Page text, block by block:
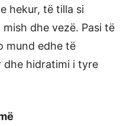
hekur, të tilla si
dhe vezë. Pasi të
mund edhe të
hidratimi i tyre